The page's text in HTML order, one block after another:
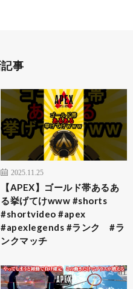
事
2025.11.25
【APEX】ゴールド帯あるあ
る挙げてけwww #shorts
#shortvideo #apex
#apexlegends #ランク #ラ
ンクマッチ